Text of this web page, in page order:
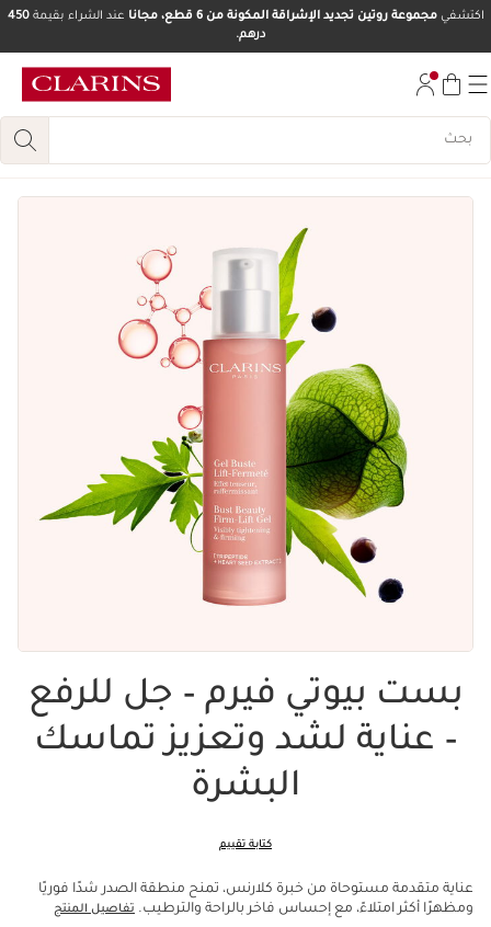
انتقل إلى أسفل الصفحة
اكتشفيمجموعة روتين تجديد الإشراقة المكونة من 6 قطع، مجانا عند الشراء بقيمة450
درهم.
بست بيوتي فيرم – جل للرفع
– عناية لشد وتعزيز تماسك
البشرة
كتابة تقييم
عناية متقدمة مستوحاة من خبرة كلارنس، تمنح منطقة الصدر شدًا فوريًا
ومظهرًا أكثر امتلاءً، مع إحساس فاخر بالراحة والترطيب. تفاصيل المنتج